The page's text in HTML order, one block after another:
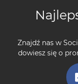
Znajdź nas w
dowiesz się o